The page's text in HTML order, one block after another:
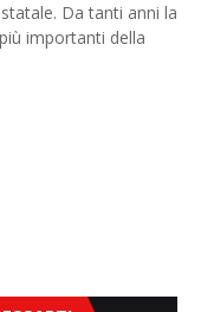
Da tanti anni la
importanti della